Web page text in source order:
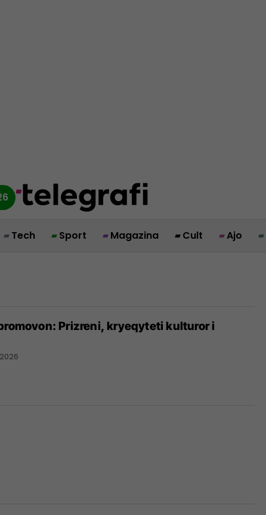
Tech Sport Magazina Cult Ajo
Prizreni, kryeqyteti kulturor i